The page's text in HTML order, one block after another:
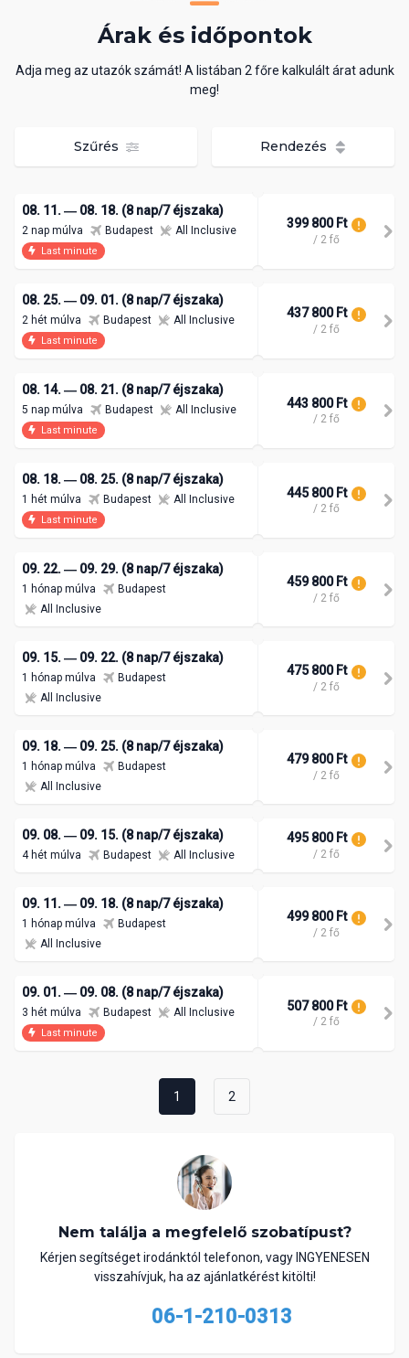
Árak és időpontok
Adja meg az utazók számát! A listában 2 főre kalkulált árat adunk
meg!
Szűrés Rendezés
08. 11. ― 08. 18. (8 nap/7 éjszaka)
2 nap múlva Budapest All Inclusive
Last minute
399 800 Ft
/ 2 fő
08. 25. ― 09. 01. (8 nap/7 éjszaka)
2 hét múlva Budapest All Inclusive
Last minute
437 800 Ft
/ 2 fő
08. 14. ― 08. 21. (8 nap/7 éjszaka)
5 nap múlva Budapest All Inclusive
Last minute
443 800 Ft
/ 2 fő
08. 18. ― 08. 25. (8 nap/7 éjszaka)
1 hét múlva Budapest All Inclusive
Last minute
445 800 Ft
/ 2 fő
09. 22. ― 09. 29. (8 nap/7 éjszaka)
1 hónap múlva
Budapest
All Inclusive
459 800 Ft
/ 2 fő
09. 15. ― 09. 22. (8 nap/7 éjszaka)
1 hónap múlva
Budapest
All Inclusive
475 800 Ft
/ 2 fő
09. 18. ― 09. 25. (8 nap/7 éjszaka)
1 hónap múlva
Budapest
All Inclusive
479 800 Ft
/ 2 fő
09. 08. ― 09. 15. (8 nap/7 éjszaka)
4 hét múlva Budapest All Inclusive
495 800 Ft
/ 2 fő
09. 11. ― 09. 18. (8 nap/7 éjszaka)
1 hónap múlva
Budapest
All Inclusive
499 800 Ft
/ 2 fő
09. 01. ― 09. 08. (8 nap/7 éjszaka)
3 hét múlva Budapest All Inclusive
Last minute
507 800 Ft
/ 2 fő
1 2
Nem találja a megfelelő szobatípust?
Kérjen segítséget irodánktól telefonon, vagy INGYENESEN
visszahívjuk, ha az ajánlatkérést kitölti!
06-1-210-0313